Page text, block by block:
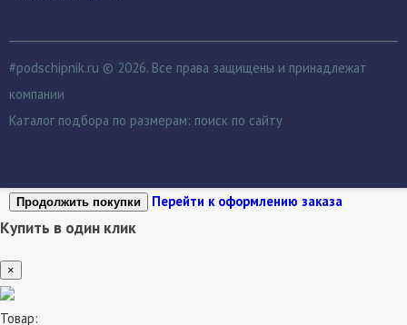
#podschipnik.ru © 2026. Все права защищены и принадлежат
компании
Каталог подбора по размерам: поиск по сайту
Продолжить покупки Перейти к оформлению заказа
Купить в один клик
×
Товар: